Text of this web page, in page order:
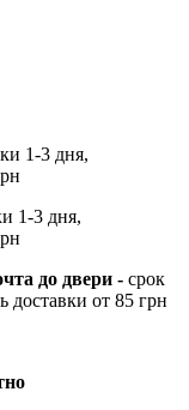
1-3 дня,
1-3 дня,
до двери - срок
доставки от 85 грн